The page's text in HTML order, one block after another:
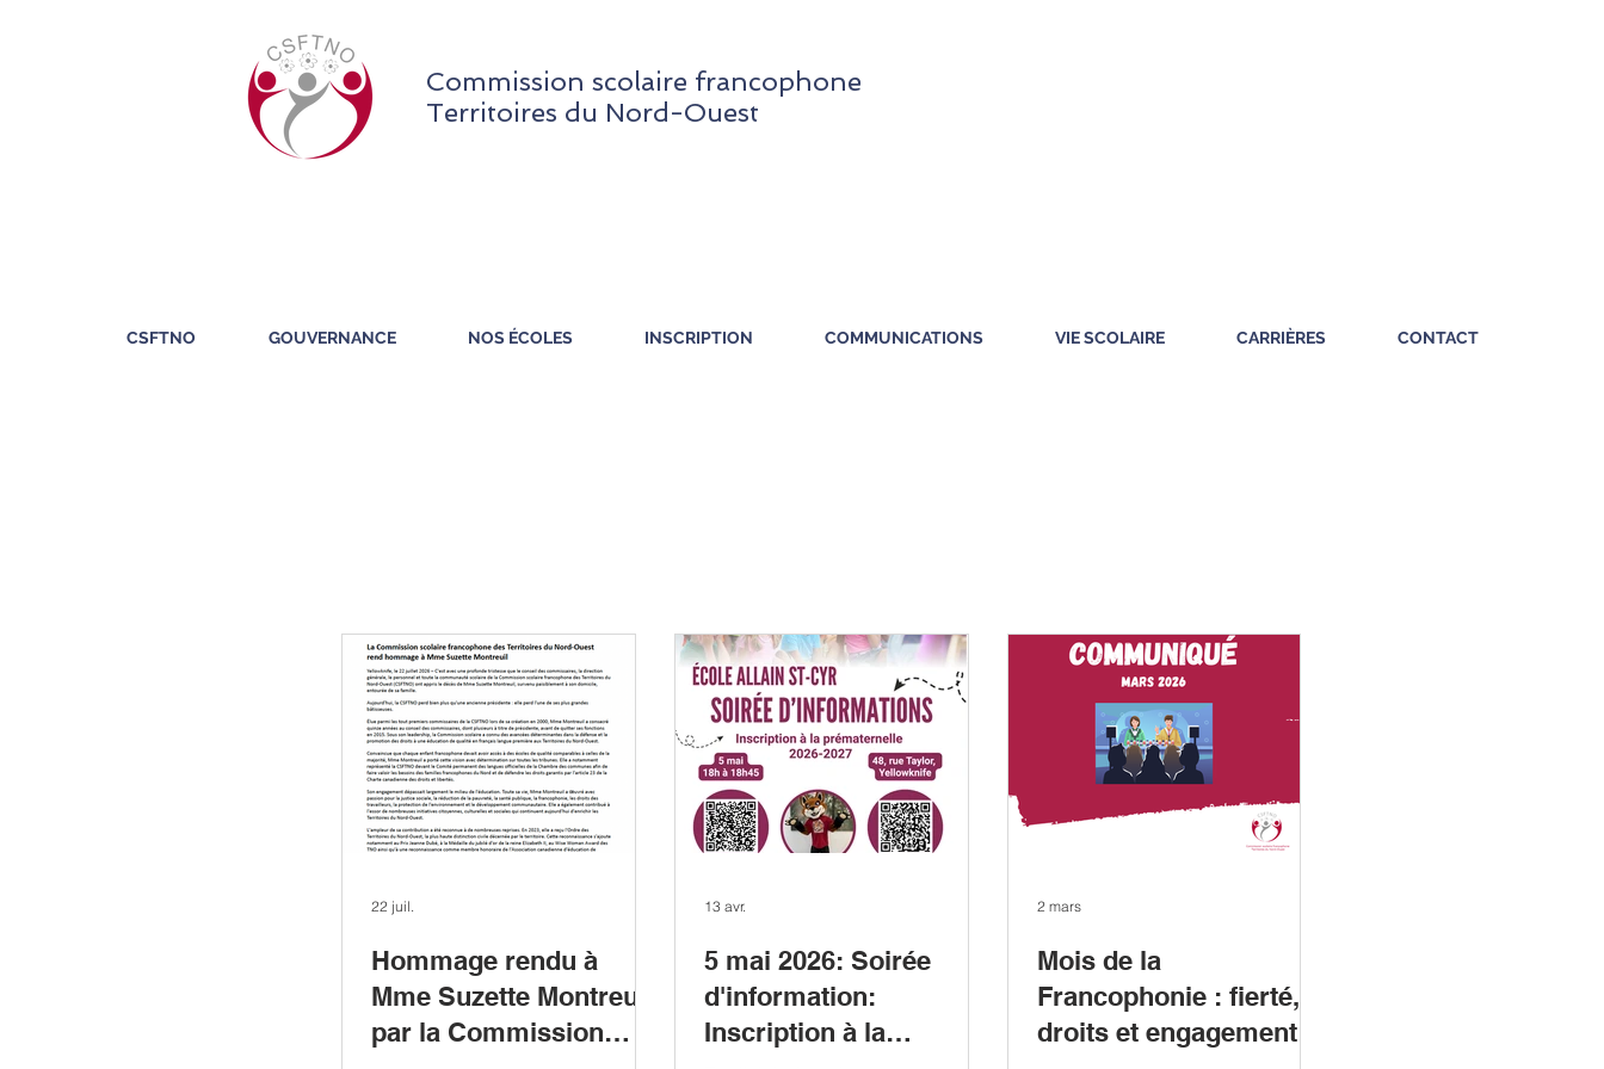
Commission scolaire francophone
Territoires du Nord-Ouest
CSFTNO GOUVERNANCE NOS ÉCOLES INSCRIPTION COMMUNICATIONS VIE SCOLAIRE CARRIÈRES CONTACT
Hommage rendu à
Mme Suzette Montreuil
par la Commission
22 juil.
5 mai 2026: Soirée
d'information:
Inscription à la
13 avr.
Mois de la
Francophonie : fierté,
droits et engagement
2 mars